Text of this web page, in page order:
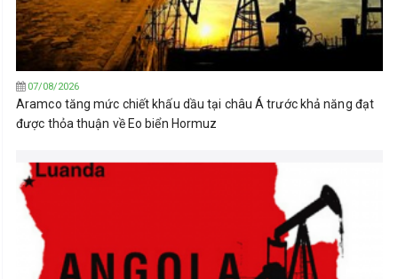
07/08/2026
Aramco tăng mức chiết khấu dầu tại châu Á trước khả năng đạt
được thỏa thuận về Eo biển Hormuz